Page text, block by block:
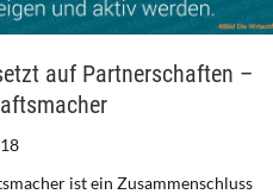
auf Partnerschaften –
ist ein Zusammenschluss